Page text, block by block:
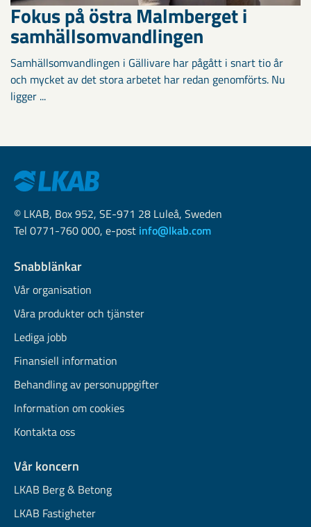
Fokus på östra Malmberget i
samhällsomvandlingen
Samhällsomvandlingen i Gällivare har pågått i snart tio år
och mycket av det stora arbetet har redan genomförts. Nu
ligger ...
© LKAB, Box 952, SE-971 28 Luleå, Sweden
Tel 0771-760 000, e-post info@lkab.com
Snabblänkar
Vår organisation
Våra produkter och tjänster
Lediga jobb
Finansiell information
Behandling av personuppgifter
Information om cookies
Kontakta oss
Vår koncern
LKAB Berg & Betong
LKAB Fastigheter